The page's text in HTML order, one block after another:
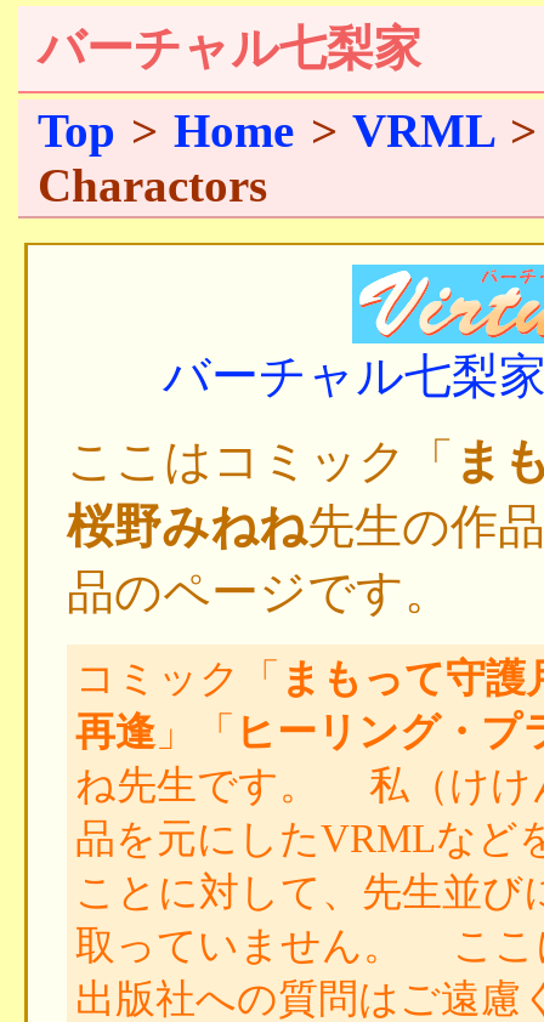
バーチャル七梨家
Top >Home > VRML
Charactors
バーチャル七梨
ここはコミック「 ま
桜野みねね先生の作
品のページです。
コミック「 まもって守護
再逢」「 ヒーリング・プ
ね先生です。 私（けけ
品を元にしたVRMLなど
ことに対して、先生並
取っていません。 ここ
出版社への質問はご遠慮